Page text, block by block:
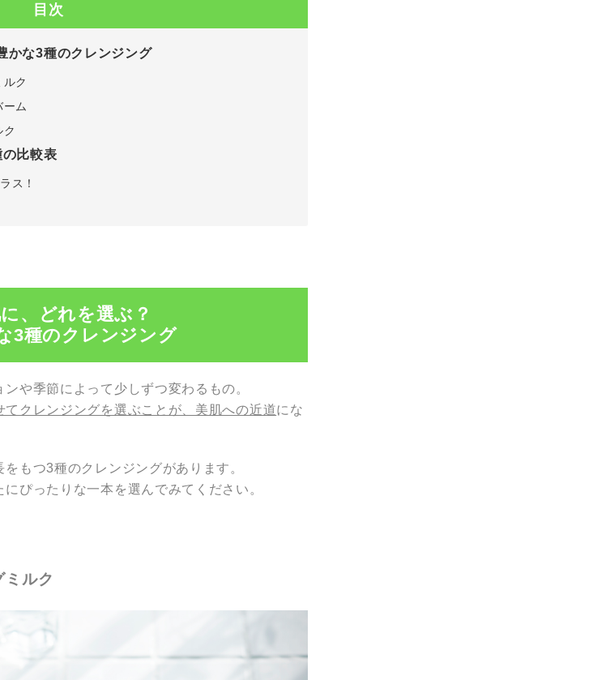
目次
かな3種のクレンジング
ク
ム
比較表
ス！
、どれを選ぶ？
3種のクレンジング
や季節によって少しずつ変わるもの。
てクレンジングを選ぶことが、美肌への近道にな
もつ3種のクレンジングがあります。
ぴったりな一本を選んでみてください。
ミルク